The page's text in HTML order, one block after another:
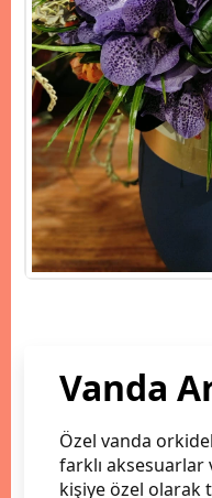
Vanda
Özel vanda
farklı aksesuarlar
kişiye özel olarak